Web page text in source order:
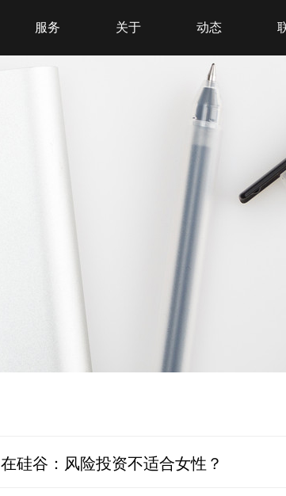
服务 关于 动态
在硅谷：风险投资不适合女性？